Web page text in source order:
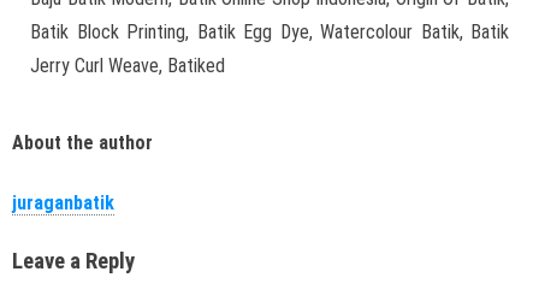
Batik Block Printing, Batik Egg Dye, Watercolour Batik, Batik
Jerry Curl Weave, Batiked
About the author
juraganbatik
Leave a Reply